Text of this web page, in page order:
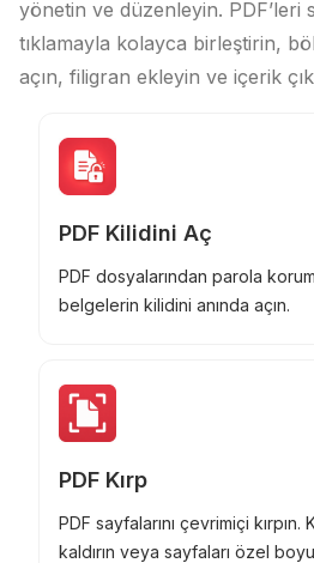
yönetin ve düzenleyin. PDF’leri
tıklamayla kolayca birleştirin,
açın, filigran ekleyin ve içerik
PDF Kilidini Aç
PDF dosyalarından parola
belgelerin kilidini anında açın.
PDF Kırp
PDF sayfalarını çevrimiçi kırpın.
kaldırın veya sayfaları özel